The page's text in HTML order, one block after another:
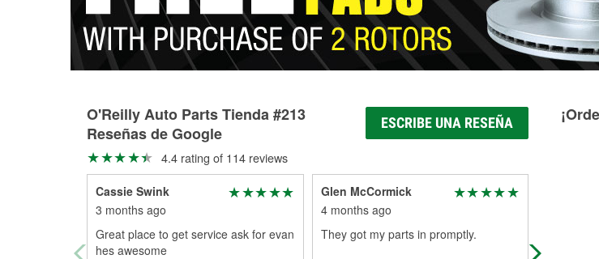
O'Reilly Auto Parts Tienda #213
Reseñas de Google
ESCRIBE UNA RESEÑA
4.4 rating of 114 reviews
Cassie Swink
3 months ago
Great place to get service ask for evan
hes awesome
Glen McCormick
4 months ago
They got my parts in promptly.